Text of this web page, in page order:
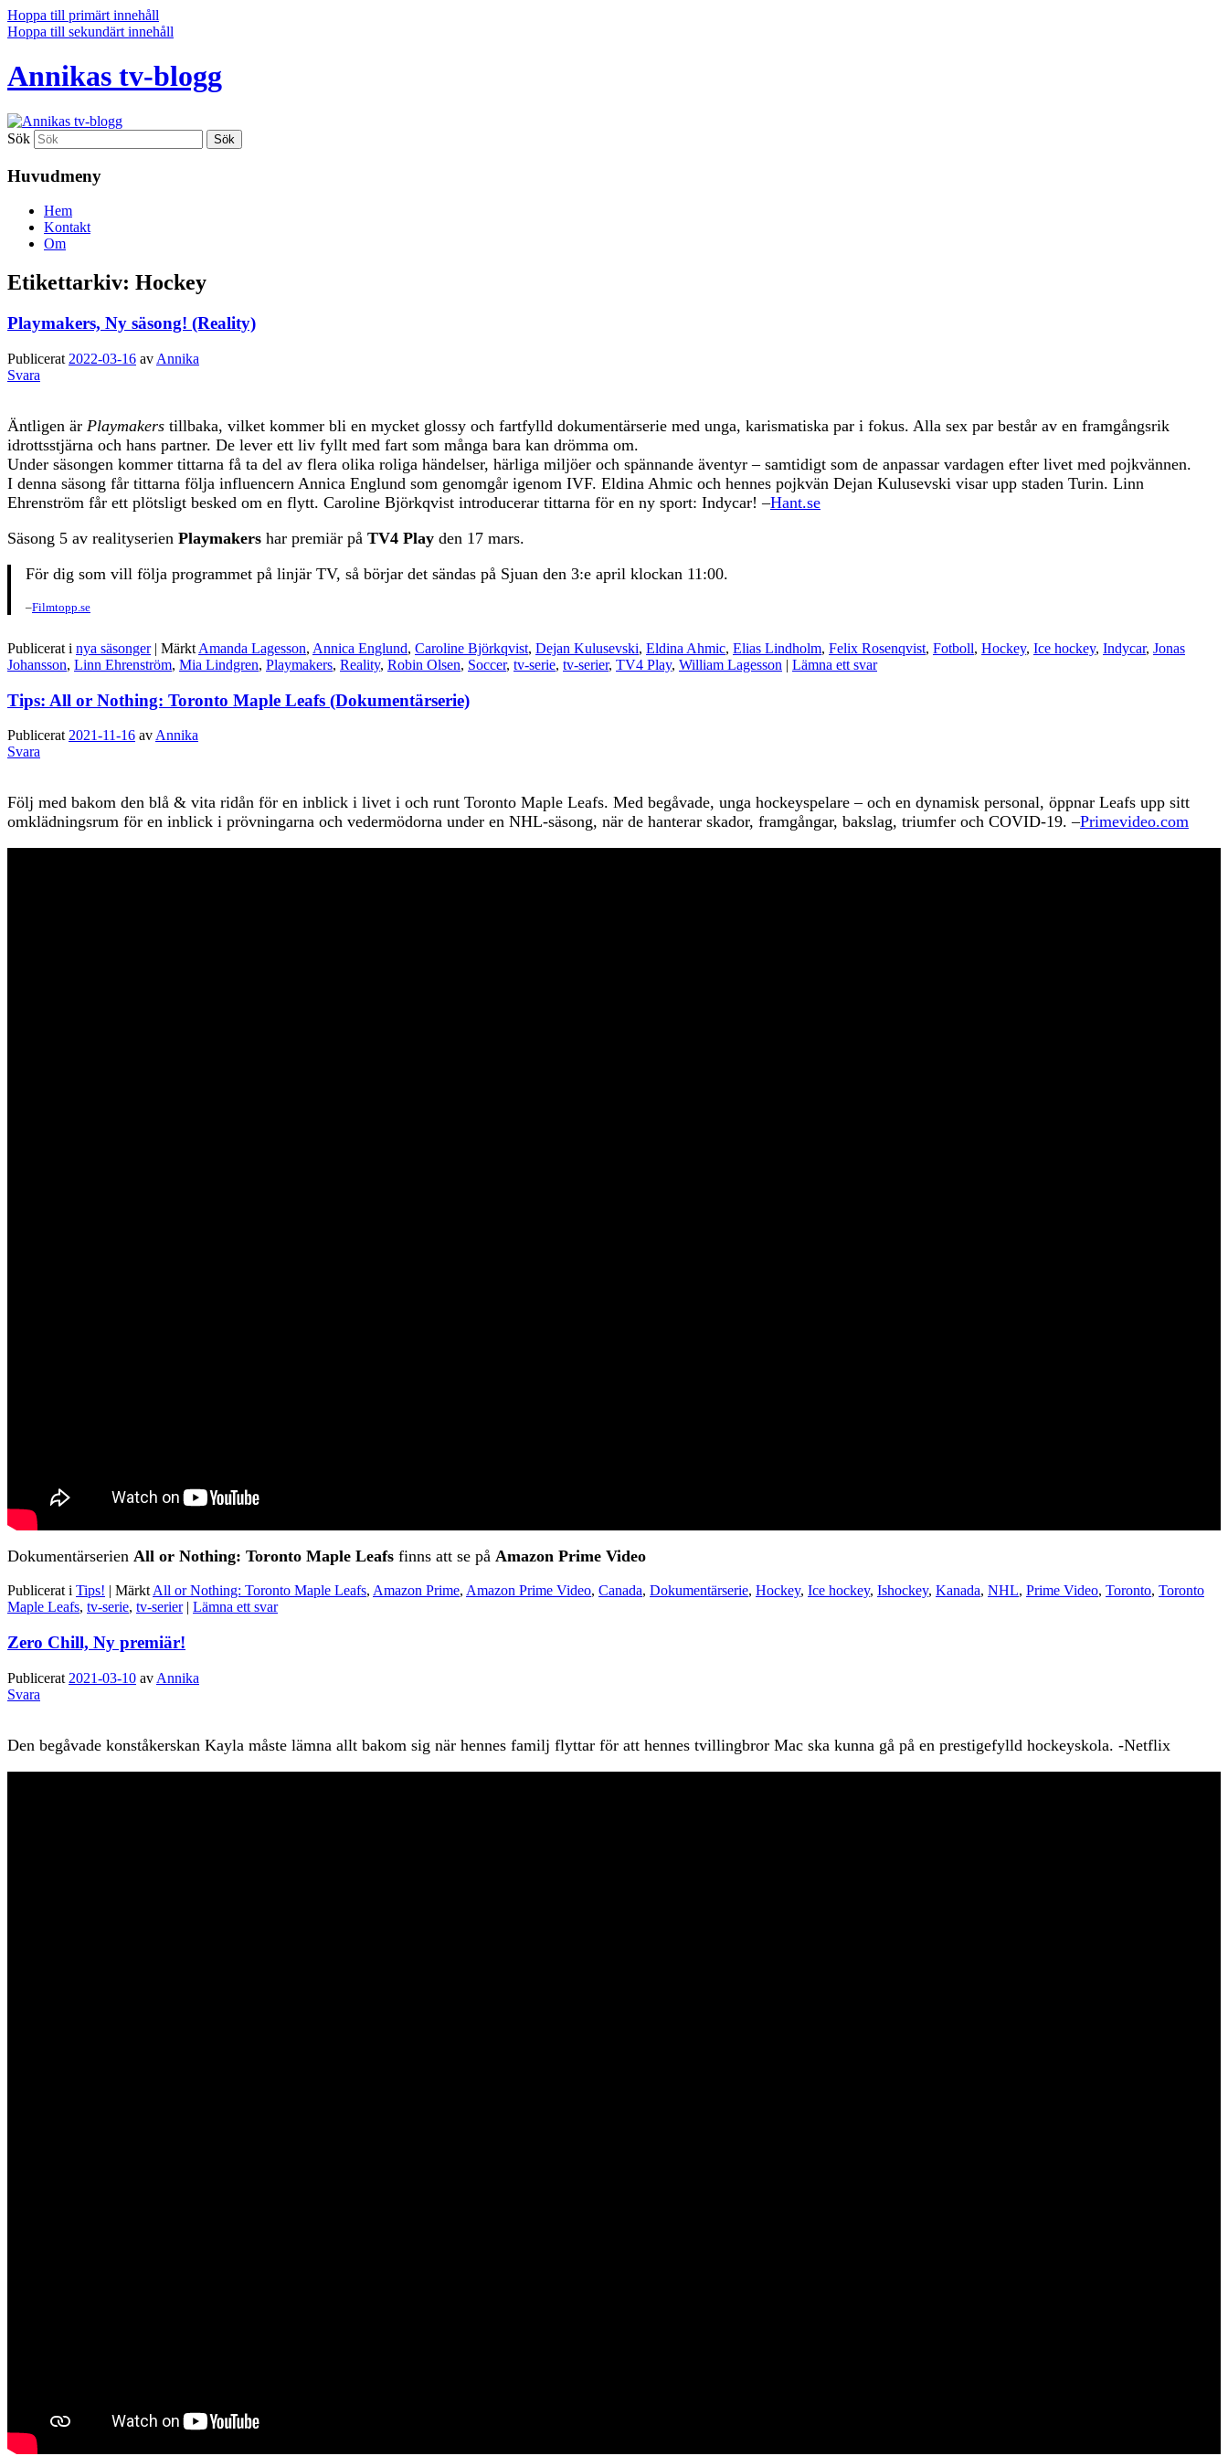
Hoppa till primärt innehåll
Hoppa till sekundärt innehåll
Annikas tv-blogg
Sök
Huvudmeny
Hem
Kontakt
Om
Etikettarkiv: Hockey
Playmakers, Ny säsong! (Reality)
Publicerat 2022-03-16 av Annika
Svara
Äntligen är Playmakers tillbaka, vilket kommer bli en mycket glossy och fartfylld dokumentärserie med unga, karismatiska par i fokus. Alla sex par består av en framgångsrik
idrottsstjärna och hans partner. De lever ett liv fyllt med fart som många bara kan drömma om.
Under säsongen kommer tittarna få ta del av flera olika roliga händelser, härliga miljöer och spännande äventyr – samtidigt som de anpassar vardagen efter livet med pojkvännen.
I denna säsong får tittarna följa influencern Annica Englund som genomgår igenom IVF. Eldina Ahmic och hennes pojkvän Dejan Kulusevski visar upp staden Turin. Linn
Ehrenström får ett plötsligt besked om en flytt. Caroline Björkqvist introducerar tittarna för en ny sport: Indycar! –Hant.se
Säsong 5 av realityserien Playmakers har premiär på TV4 Play den 17 mars.
För dig som vill följa programmet på linjär TV, så börjar det sändas på Sjuan den 3:e april klockan 11:00.
–Filmtopp.se
Publicerat i nya säsonger | Märkt Amanda Lagesson, Annica Englund, Caroline Björkqvist, Dejan Kulusevski, Eldina Ahmic, Elias Lindholm, Felix Rosenqvist, Fotboll, Hockey, Ice hockey, Indycar, Jonas
Johansson, Linn Ehrenström, Mia Lindgren, Playmakers, Reality, Robin Olsen, Soccer, tv-serie, tv-serier, TV4 Play, William Lagesson | Lämna ett svar
Tips: All or Nothing: Toronto Maple Leafs (Dokumentärserie)
Publicerat 2021-11-16 av Annika
Svara
Följ med bakom den blå & vita ridån för en inblick i livet i och runt Toronto Maple Leafs. Med begåvade, unga hockeyspelare – och en dynamisk personal, öppnar Leafs upp sitt
omklädningsrum för en inblick i prövningarna och vedermödorna under en NHL-säsong, när de hanterar skador, framgångar, bakslag, triumfer och COVID-19. –Primevideo.com
Dokumentärserien All or Nothing: Toronto Maple Leafs finns att se på Amazon Prime Video
Publicerat i Tips! | Märkt All or Nothing: Toronto Maple Leafs, Amazon Prime, Amazon Prime Video, Canada, Dokumentärserie, Hockey, Ice hockey, Ishockey, Kanada, NHL, Prime Video, Toronto, Toronto
Maple Leafs, tv-serie, tv-serier | Lämna ett svar
Zero Chill, Ny premiär!
Publicerat 2021-03-10 av Annika
Svara
Den begåvade konståkerskan Kayla måste lämna allt bakom sig när hennes familj flyttar för att hennes tvillingbror Mac ska kunna gå på en prestigefylld hockeyskola. -Netflix